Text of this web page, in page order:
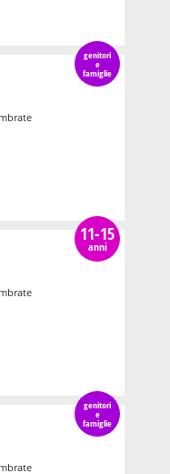
genitori
e
famiglie
11-15
anni
genitori
e
famiglie